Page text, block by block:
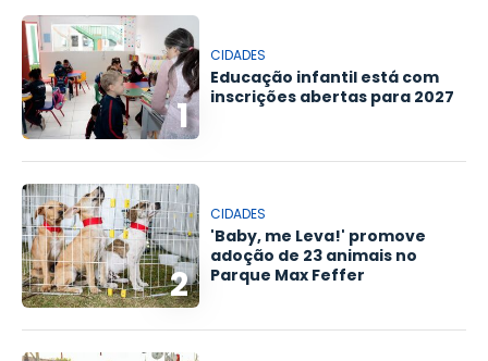
1
CIDADES
Educação infantil está com
inscrições abertas para 2027
2
CIDADES
'Baby, me Leva!' promove
adoção de 23 animais no
Parque Max Feffer